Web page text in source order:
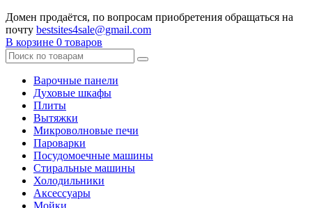
Домен продаётся, по вопросам приобретения обращаться на
почту bestsites4sale@gmail.com
В корзине 0 товаров
Варочные панели
Духовые шкафы
Плиты
Вытяжки
Микроволновые печи
Пароварки
Посудомоечные машины
Стиральные машины
Холодильники
Аксессуары
Мойки